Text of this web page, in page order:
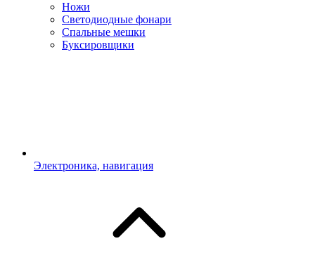
Ножи
Светодиодные фонари
Спальные мешки
Буксировщики
Электроника, навигация